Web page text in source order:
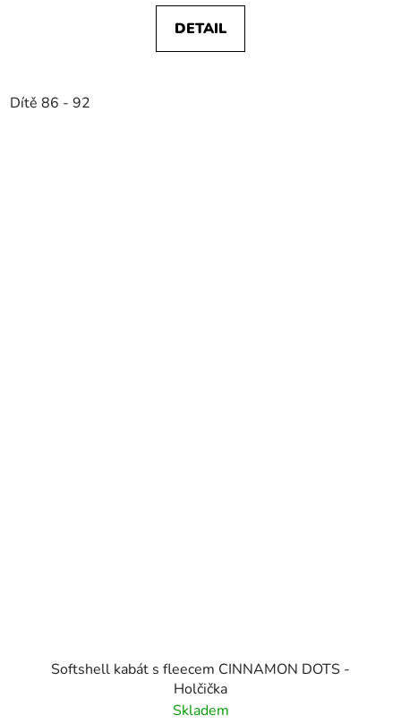
DETAIL
Dítě 86 - 92
Softshell kabát s fleecem CINNAMON DOTS -
Holčička
Skladem